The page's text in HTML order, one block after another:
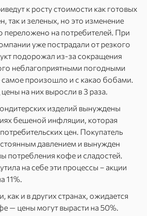
к росту стоимости как готовых
так и зеленых, но это изменение
переложено на потребителей. При
уже пострадали от резкого
подорожал из-за сокращения
неблагоприятными погодными
произошло и с какао бобами.
на них выросли в 3 раза.
изделий вынуждены
бешеной инфляции, которая
цен. Покупатель
давлением и вынужден
потребления кофе и сладостей.
на себе эти процессы – акции
11%.
как и в других странах, ожидается
— цены могут вырасти на 50%.